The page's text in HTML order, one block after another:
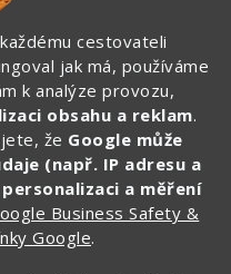
cestovateli
jak má, používáme
k analýze provozu,
obsahu a reklam.
že Google může
(např. IP adresu a
a měření
Business Safety &
Google.